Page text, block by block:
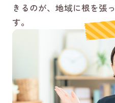
きるのが、地域に根を張
す。